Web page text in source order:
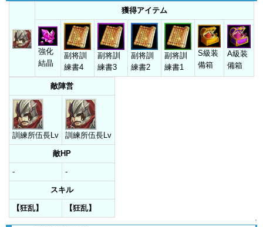
獲得アイテム
強化
結晶
副将訓
練書4
副将訓
練書3
副将訓
練書2
副将訓
練書1
S級装
備箱
A級装
備箱
敵陣営
訓練所伍長Lv 訓練所伍長Lv
敵HP
- -
スキル
【狂乱】 【狂乱】
↑